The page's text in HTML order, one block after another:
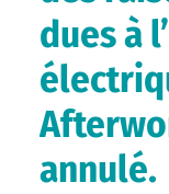
dues à
annulé.